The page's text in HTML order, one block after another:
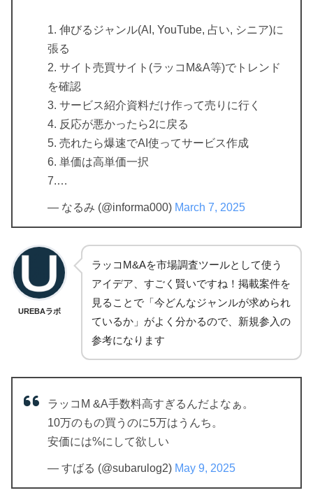
1. 伸びるジャンル(AI, YouTube, 占い, シニア)に
張る
2. サイト売買サイト(ラッコM&A等)でトレンド
を確認
3. サービス紹介資料だけ作って売りに行く
4. 反応が悪かったら2に戻る
5. 売れたら爆速でAI使ってサービス作成
6. 単価は高単価一択
7.…
— なるみ (@informa000) March 7, 2025
UREBAラボ
ラッコM&Aを市場調査ツールとして使う
アイデア、すごく賢いですね！掲載案件を
見ることで「今どんなジャンルが求められ
ているか」がよく分かるので、新規参入の
参考になります
ラッコM &A手数料高すぎるんだよなぁ。
10万のもの買うのに5万はうんち。
安価には%にして欲しい
— すばる (@subarulog2) May 9, 2025